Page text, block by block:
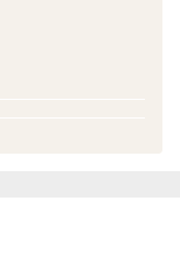
理法にもよりま
度となります。4
最大量）の容量